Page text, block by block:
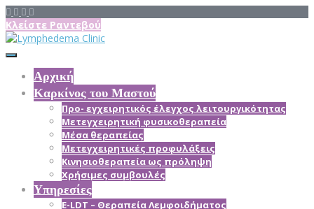
Κλείστε Ραντεβού
Αρχική
Καρκίνος του Μαστού
Προ- εγχειρητικός έλεγχος λειτουργικότητας
Μετεγχειρητική φυσικοθεραπεία
Μέσα θεραπείας
Mετεγχειρητικές προφυλάξεις
Κινησιοθεραπεία ως πρόληψη
Χρήσιμες συμβουλές
Υπηρεσίες
E-LDT – Θεραπεία Λεμφοιδήματος